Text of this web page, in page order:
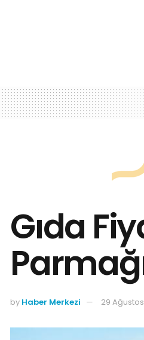
Gıda
by Haber Merkezi 29